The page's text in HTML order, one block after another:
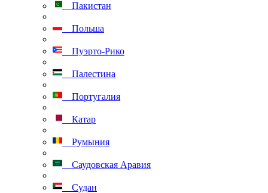
Пакистан
Польша
Пуэрто-Рико
Палестина
Португалия
Катар
Румыния
Саудовская Аравия
Судан